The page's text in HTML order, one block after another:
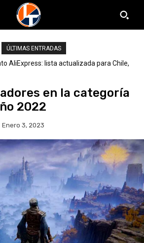
ÚLTIMAS ENTRADAS
AliExpress: lista actualizada para Chile,
en la categoría
2022
Enero 3, 2023